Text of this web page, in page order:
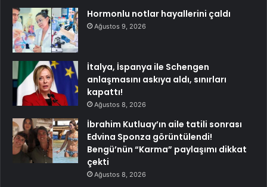
Hormonlu notlar hayallerini çaldı
Ağustos 9, 2026
İtalya, İspanya ile Schengen
anlaşmasını askıya aldı, sınırları
kapattı!
Ağustos 8, 2026
İbrahim Kutluay’ın aile tatili sonrası
Edvina Sponza görüntülendi!
Bengü’nün “Karma” paylaşımı dikkat
çekti
Ağustos 8, 2026